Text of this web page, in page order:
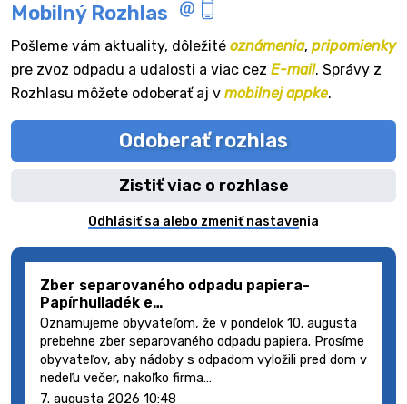
Mobilný Rozhlas
Pošleme vám aktuality, dôležité oznámenia, pripomienky
pre zvoz odpadu a udalosti a viac cez E-mail. Správy z
Rozhlasu môžete odoberať aj v mobilnej appke.
Odoberať rozhlas
Zistiť viac o rozhlase
Odhlásiť sa alebo zmeniť nastavenia
Zber separovaného odpadu papiera-
Papírhulladék e…
Oznamujeme obyvateľom, že v pondelok 10. augusta
prebehne zber separovaného odpadu papiera. Prosíme
obyvateľov, aby nádoby s odpadom vyložili pred dom v
nedeľu večer, nakoľko firma…
7. augusta 2026 10:48